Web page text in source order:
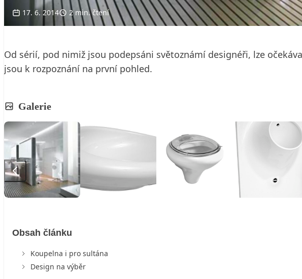
17. 6. 2014 2 min. čtení
Od sérií, pod nimiž jsou podepsáni světoznámí designéři, lze
jsou k rozpoznání na první pohled.
Galerie
Obsah článku
Koupelna i pro sultána
Design na výběr